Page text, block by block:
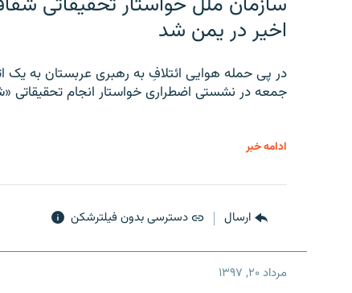
اخیر در یمن شد
در پی حمله هوایی ائتلافِ به رهبری عربستان به
جمعه در نشستی اضطراری خواستار انجام تحقیقاتی
ادامه خبر
ارسال دسترسی بدون فیلترشکن
مرداد ۲۰, ۱۳۹۷